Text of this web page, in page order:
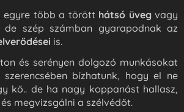
egyre több a törött hátsó üvegvagy
de szép számban gyarapodnak az
is.
és serényen dolgozó munkásokat
bízhatunk, hogy el ne
kő.. de ha nagy koppanást hallasz,
megvizsgálni a szélvédőt.